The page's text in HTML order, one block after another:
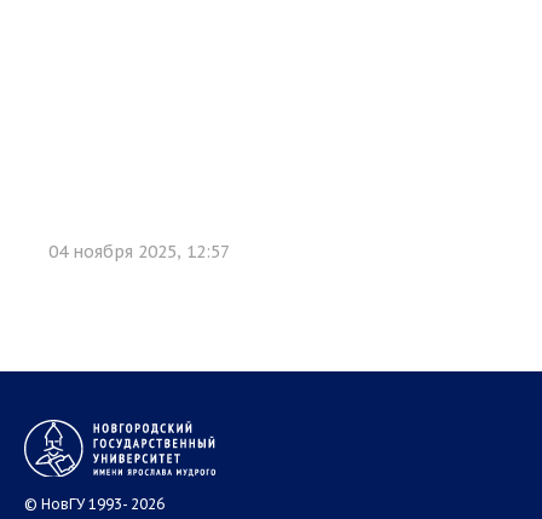
04 ноября 2025, 12:57
© НовГУ 1993- 2026